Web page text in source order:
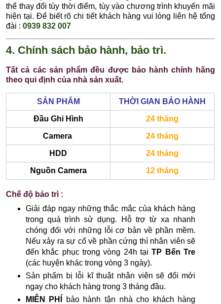
thể thay đổi tùy thời điểm, tùy vào chương trình khuyến mãi
hiện tại. Để biết rõ chi tiết khách hàng vui lòng liên hệ tổng
đài :0939 832 007
4. Chính sách bảo hành, bảo trì.
Tất cả các sản phẩm đều được bảo hành chính hãng
theo qui định của nhà sản xuất.
SẢN PHẨM THỜI GIAN BẢO HÀNH
Đầu Ghi Hình 24 tháng
Camera 24 tháng
HDD 24 tháng
Nguồn Camera 12 tháng
Chế độ bảo trì :
Giải đáp ngay những thắc mắc của khách hàng
trong quá trình sử dụng. Hỗ trợ từ xa nhanh
chóng đối với những lỗi cơ bản về phần mềm.
Nếu xảy ra sự cố về phần cứng thì nhân viên sẽ
đến khắc phục trong vòng 24h tạiTP Bến Tre
(các huyện khác trong vòng 3 ngày).
Sản phẩm bị lỗi kĩ thuật nhân viên sẽ đổi mới
ngay cho khách hàng trong 3 tháng đầu.
MIỄN PHÍ
bảo hành tận nhà cho khách hàng